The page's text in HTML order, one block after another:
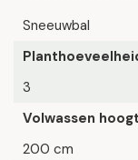
Sneeuwbal
3
Volwassen
200 cm